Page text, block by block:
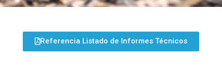
Referencia Listado de Informes Técnicos